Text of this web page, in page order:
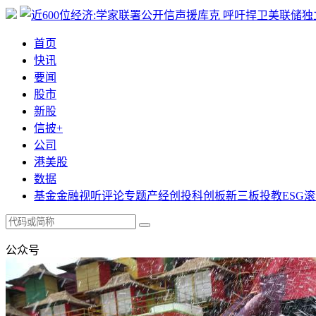
首页
快讯
要闻
股市
新股
信披+
公司
港美股
数据
基金金融视听评论专题产经创投科创板新三板投教ESG
公众号